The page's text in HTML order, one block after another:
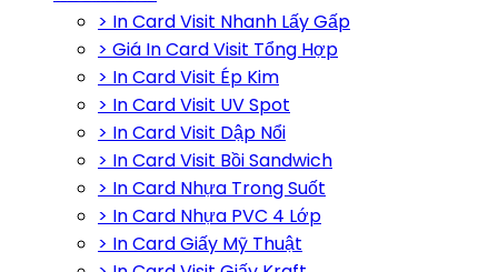
> In Card Visit Nhanh Lấy Gấp
> Giá In Card Visit Tổng Hợp
> In Card Visit Ép Kim
> In Card Visit UV Spot
> In Card Visit Dập Nổi
> In Card Visit Bồi Sandwich
> In Card Nhựa Trong Suốt
> In Card Nhựa PVC 4 Lớp
> In Card Giấy Mỹ Thuật